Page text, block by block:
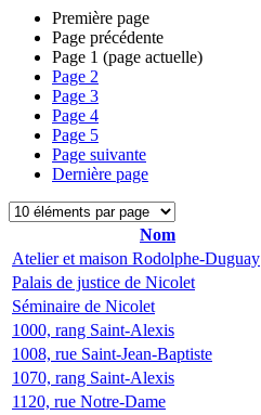
Première page
Page précédente
Page 1 (page actuelle)
Page 2
Page 3
Page 4
Page 5
Page suivante
Dernière page
Nom
Atelier et maison Rodolphe-Duguay
Palais de justice de Nicolet
Séminaire de Nicolet
1000, rang Saint-Alexis
1008, rue Saint-Jean-Baptiste
1070, rang Saint-Alexis
1120, rue Notre-Dame